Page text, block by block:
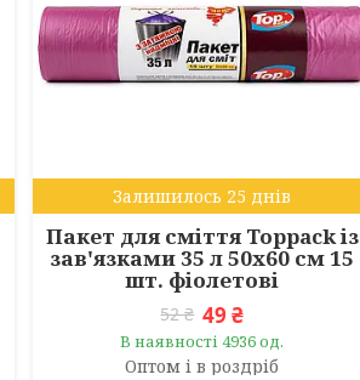
Залишилось 25 днів
Пакет для сміття Toppack із
зав'язками 35 л 50х60 см 15
шт. фіолетові
52 ₴ 49 ₴
В наявності 4936 од.
Оптом і в роздріб